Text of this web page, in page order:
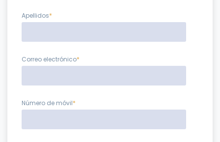
Apellidos*
Correo electrónico*
Número de móvil*